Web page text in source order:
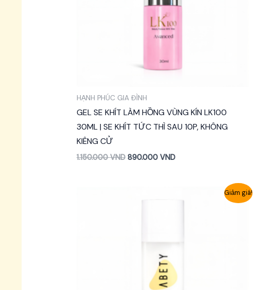
HẠNH PHÚC GIA ĐÌNH
GEL SE KHÍT LÀM HỒNG VÙNG KÍN LK100
30ML | SE KHÍT TỨC THÌ SAU 10P, KHÔNG
KIÊNG CỬ
1.150.000VND 890.000 VND
Giảm giá!